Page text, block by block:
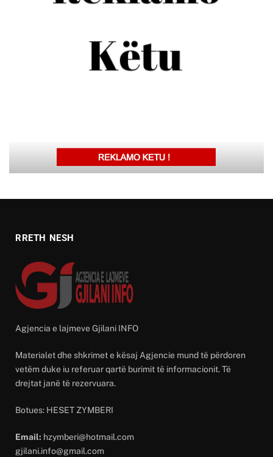
RRETH NESH
Agjencia e lajmeve Gjilani INFO
Materialet dhe shkrimet e kësaj Agjencie mund të përdoren
vetëm duke iu referuar qartë burimit të informacionit. Të
drejtat janë të rezervuara.
Botues: HESET ZYMBERI
Email: hzymberi@hotmail.com
gjilani.info@gmail.com